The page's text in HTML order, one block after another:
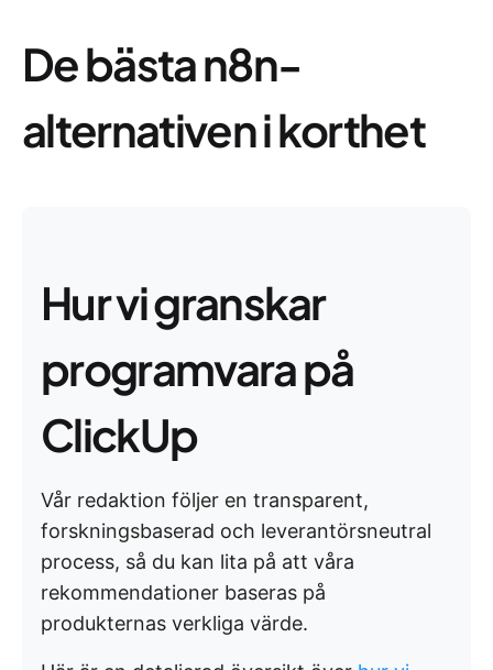
De bästa n8n-
alternativen i korthet
Hur vi granskar
programvara på
ClickUp
Vår redaktion följer en transparent,
forskningsbaserad och leverantörsneutral
process, så du kan lita på att våra
rekommendationer baseras på
produkternas verkliga värde.